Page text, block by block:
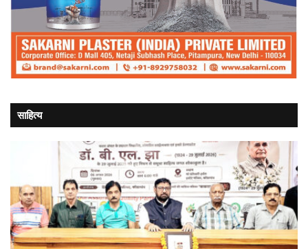
साहित्य